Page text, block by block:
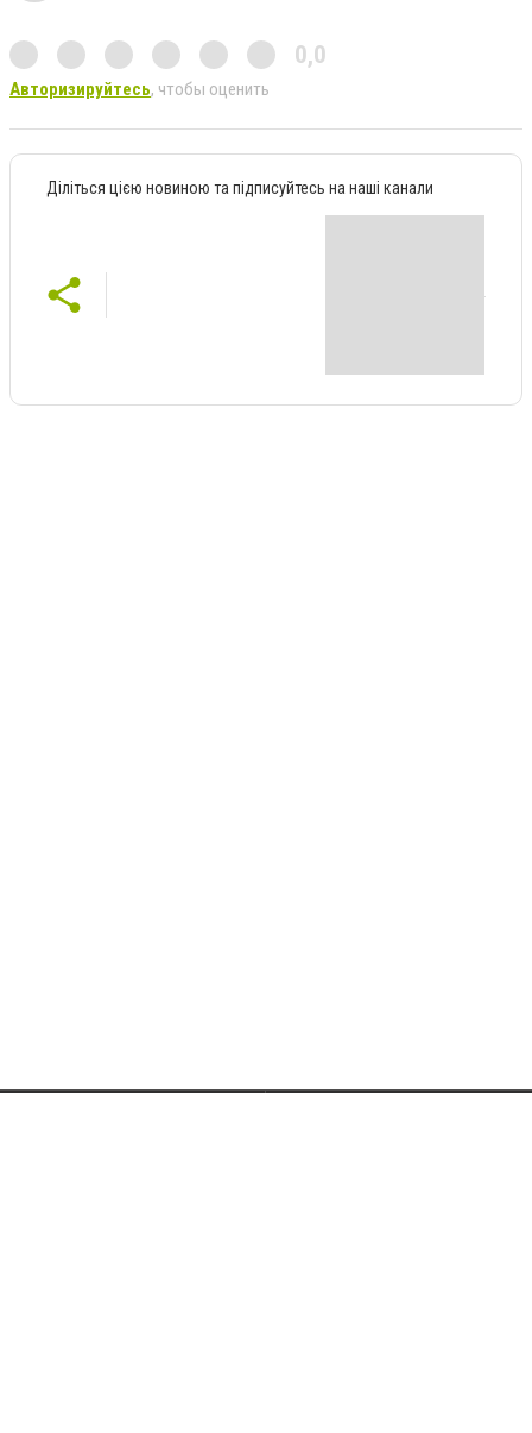
0,0
Авторизируйтесь, чтобы оценить
Діліться цією новиною та підписуйтесь на наші канали